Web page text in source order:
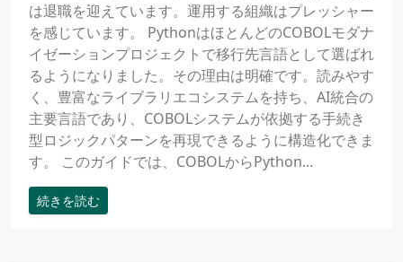
は退職を迎えています。運用する組織はプレッシャー
を感じています。 PythonはほとんどのCOBOLモダナ
イゼーションプロジェクトで移行先言語として選ばれ
るようになりました。その理由は明確です。読みやす
く、豊富なライブラリエコシステムを持ち、AI統合の
主要言語であり、COBOLシステムが依拠する手続き
型ロジックパターンを再現できるように構造化できま
す。 このガイドでは、COBOLからPython...
続きを読む